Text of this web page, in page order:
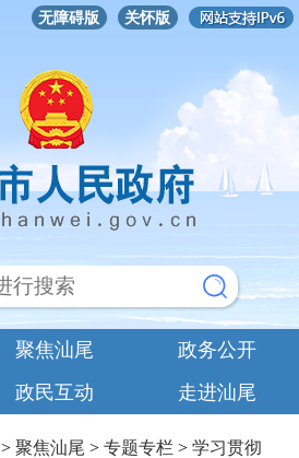
无障碍版 关怀版
聚焦汕尾
政务公开
政民互动 走进汕尾
>聚焦汕尾 >专题专栏 >学习贯彻